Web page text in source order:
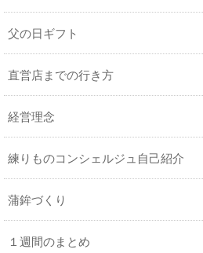
父の日ギフト
直営店までの行き方
経営理念
練りものコンシェルジュ自己紹介
蒲鉾づくり
１週間のまとめ